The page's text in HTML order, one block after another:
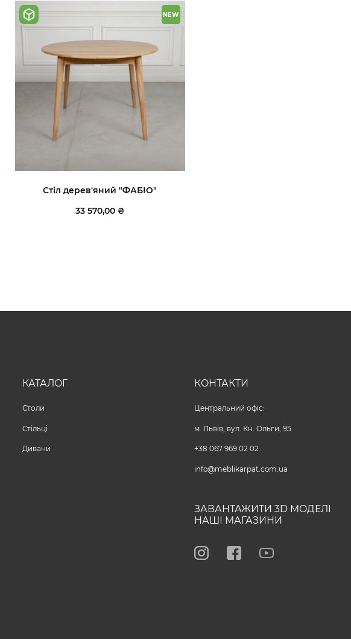
NEW
Стіл дерев'яний "ФАБІО"
33 570,00 ₴
КАТАЛОГ
Столи
Стільці
Дивани
КОНТАКТИ
Центральний офіс:
м. Львів, вул. Кн. Ольги, 95
+38 067 969 02 02
info@meblikarpat.com.ua
ЗАВАНТАЖИТИ 3D МОДЕЛІ
НАШІ МАГАЗИНИ